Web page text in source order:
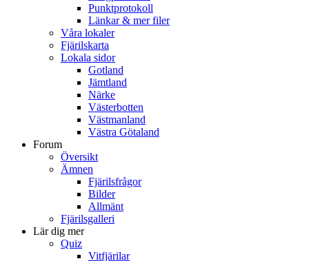
Punktprotokoll
Länkar & mer filer
Våra lokaler
Fjärilskarta
Lokala sidor
Gotland
Jämtland
Närke
Västerbotten
Västmanland
Västra Götaland
Forum
Översikt
Ämnen
Fjärilsfrågor
Bilder
Allmänt
Fjärilsgalleri
Lär dig mer
Quiz
Vitfjärilar